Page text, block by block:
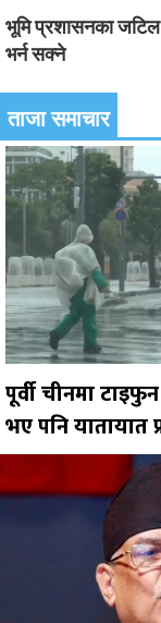
भूमि प्रशासनका
भर्न सक्ने
ताजा समाचार
पूर्वी चीनमा
भए पनि यातायात